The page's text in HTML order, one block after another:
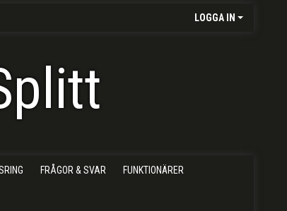
LOGGA IN
FRÅGOR & SVAR FUNKTIONÄRER